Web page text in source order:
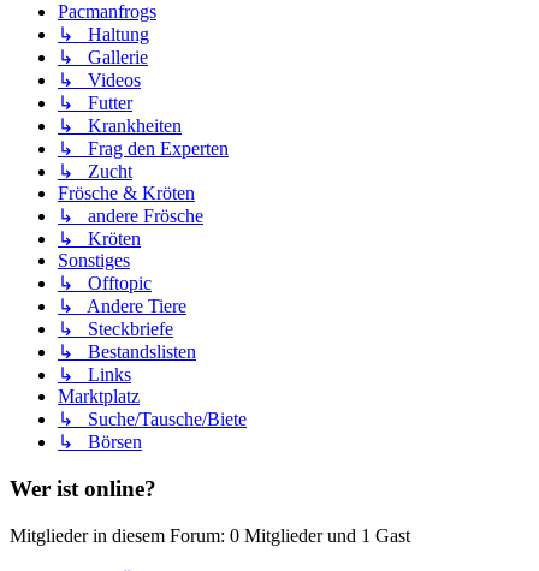
Pacmanfrogs
↳ Haltung
↳ Gallerie
↳ Videos
↳ Futter
↳ Krankheiten
↳ Frag den Experten
↳ Zucht
Frösche & Kröten
↳ andere Frösche
↳ Kröten
Sonstiges
↳ Offtopic
↳ Andere Tiere
↳ Steckbriefe
↳ Bestandslisten
↳ Links
Marktplatz
↳ Suche/Tausche/Biete
↳ Börsen
Wer ist online?
Mitglieder in diesem Forum: 0 Mitglieder und 1 Gast